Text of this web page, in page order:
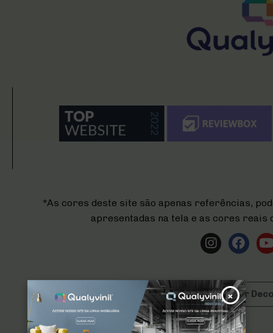
×
*As cores deste site são apenas referências,
apresentadas na tela e as cores
Simulador